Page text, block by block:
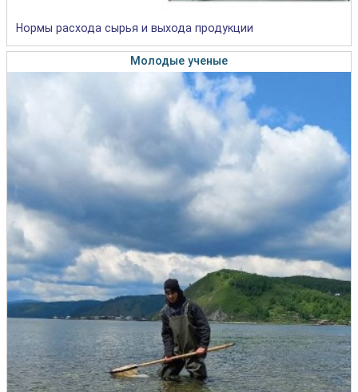
Нормы расхода сырья и выхода продукции
Молодые ученые